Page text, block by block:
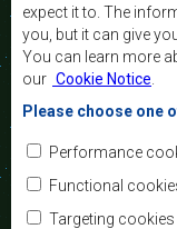
Contact Us
SADC House
Plot No. 54385
Central Business
Private Bag 0095
expect it to. The
you, but it can give
You can learn more
our Cookie Notice
Please choose one
Performance
Functional
Targeting cookies